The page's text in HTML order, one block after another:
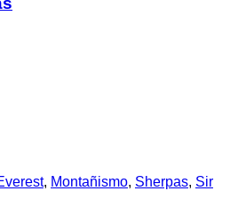
, Montañismo, Sherpas, Sir